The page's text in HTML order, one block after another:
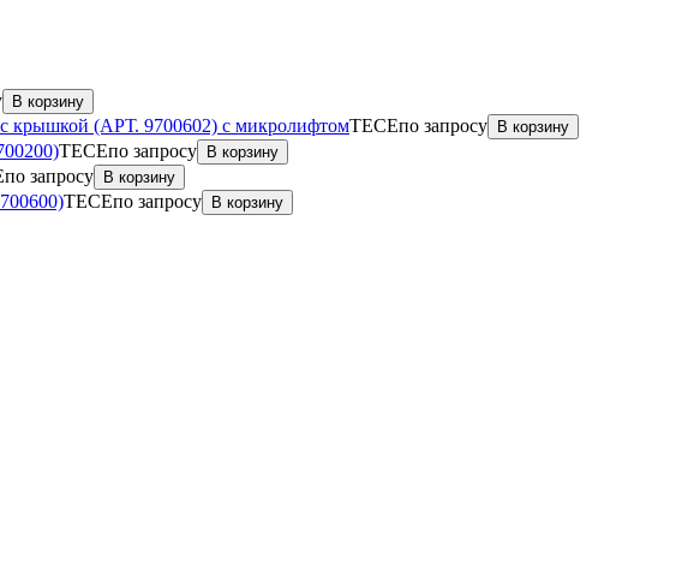
В корзину
крышкой (АРТ. 9700602) с микролифтомTECEпо запросу В корзину
TECEпо запросу В корзину
по запросу В корзину
TECEпо запросу В корзину